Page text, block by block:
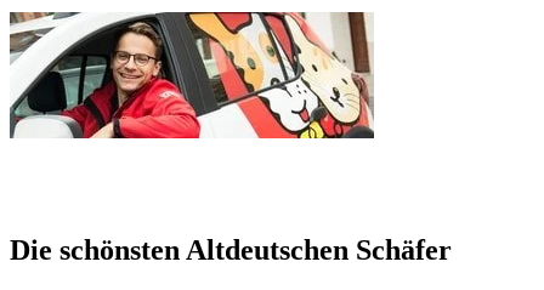
Die schönsten Altdeutschen Schäfer